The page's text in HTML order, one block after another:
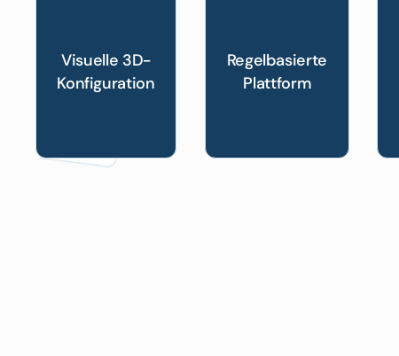
Visuelle 3D-
Konfiguration
Regelbasierte
Plattform